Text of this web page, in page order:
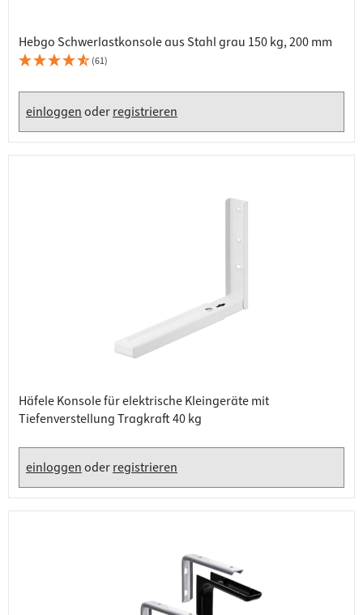
Hebgo Schwerlastkonsole aus Stahl grau 150 kg, 200 mm
(61)
einloggenoderregistrieren
Häfele Konsole für elektrische Kleingeräte mit
Tiefenverstellung Tragkraft 40 kg
einloggenoderregistrieren